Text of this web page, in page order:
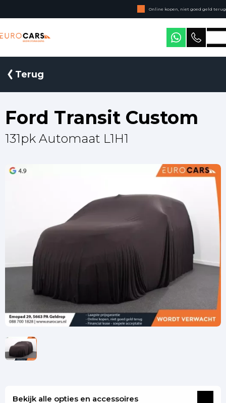
Online kopen, niet goed geld terug
Geen jaarcijfers nodig
Terug
Ford Transit Custom
131pk Automaat L1H1
Bekijk alle opties en accessoires